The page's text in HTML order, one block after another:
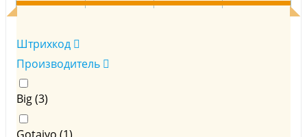
Штрихкод
Производитель
Big (3)